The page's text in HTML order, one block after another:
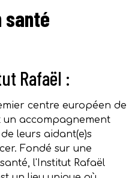
santé
Rafaël :
centre européen de
accompagnement
leurs aidant(e)s
Fondé sur une
l'Institut Rafaël